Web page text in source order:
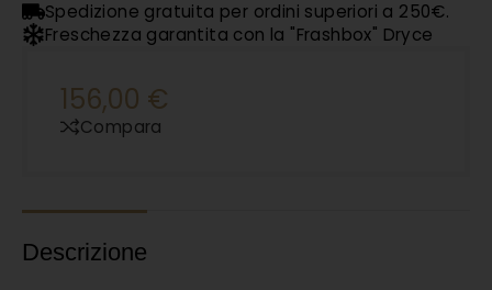
Spedizione gratuita per ordini superiori a 250€.
Freschezza garantita con la "Frashbox" Dryce
156,00 €
Compara
Descrizione